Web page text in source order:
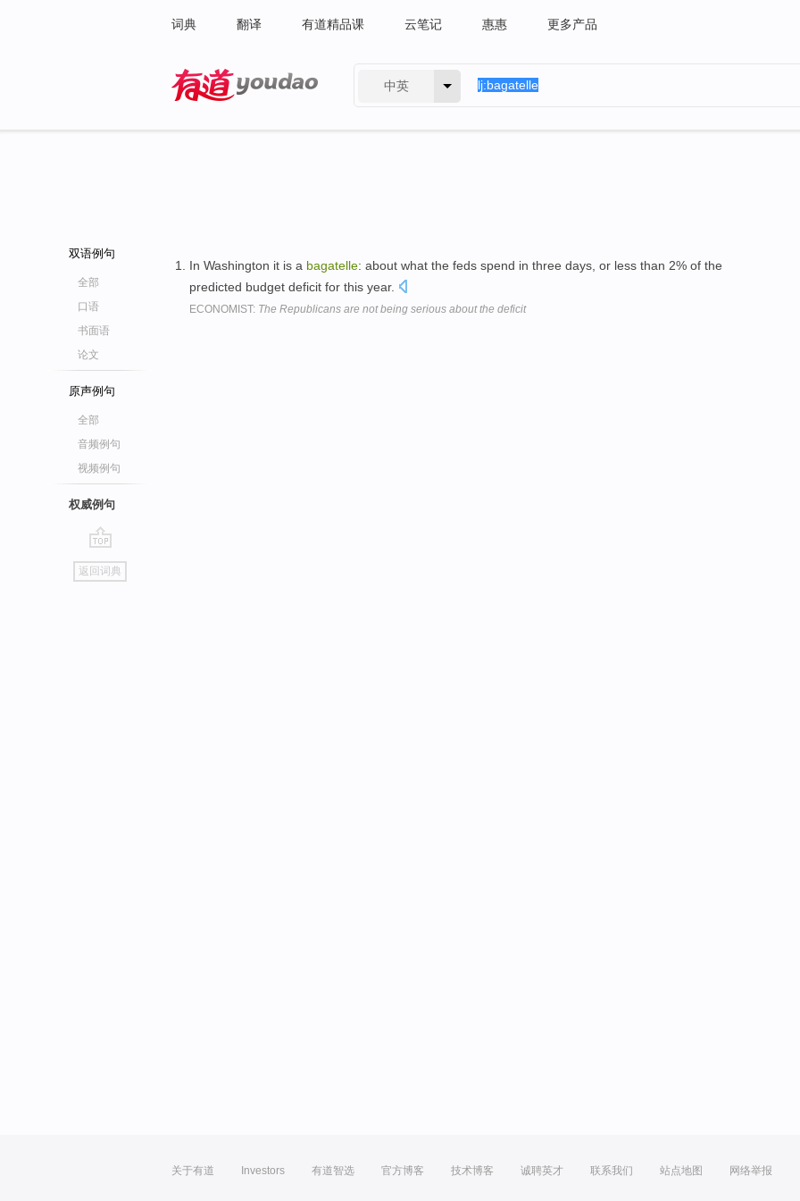
词典 翻译 有道精品课 云笔记 惠惠 更多产品
中英
双语例句
全部
口语
书面语
论文
原声例句
全部
音频例句
视频例句
权威例句
go
top
返回词典
In Washington it is a bagatelle: about what the feds spend in three days, or less than 2% of the
predicted budget deficit for this year.
ECONOMIST: The Republicans are not being serious about the deficit
关于有道 Investors 有道智选 官方博客 技术博客 诚聘英才 联系我们 站点地图 网络举报